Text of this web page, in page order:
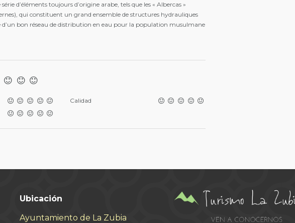
d’éléments toujours d’origine arabe, tels que les « Albercas »
qui constituent un grand ensemble de structures hydrauliques
d’un bon réseau de distribution en eau pour la population musulmane
Calidad
Ubicación
Ayuntamiento de La Zubia